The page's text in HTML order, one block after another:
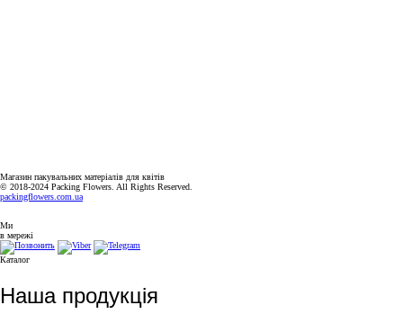
Магазин пакувальних матеріалів для квітів
© 2018-2024 Packing Flowers. All Rights Reserved.
packingflowers.com.ua
Ми
в мережі
Каталог
Наша продукція